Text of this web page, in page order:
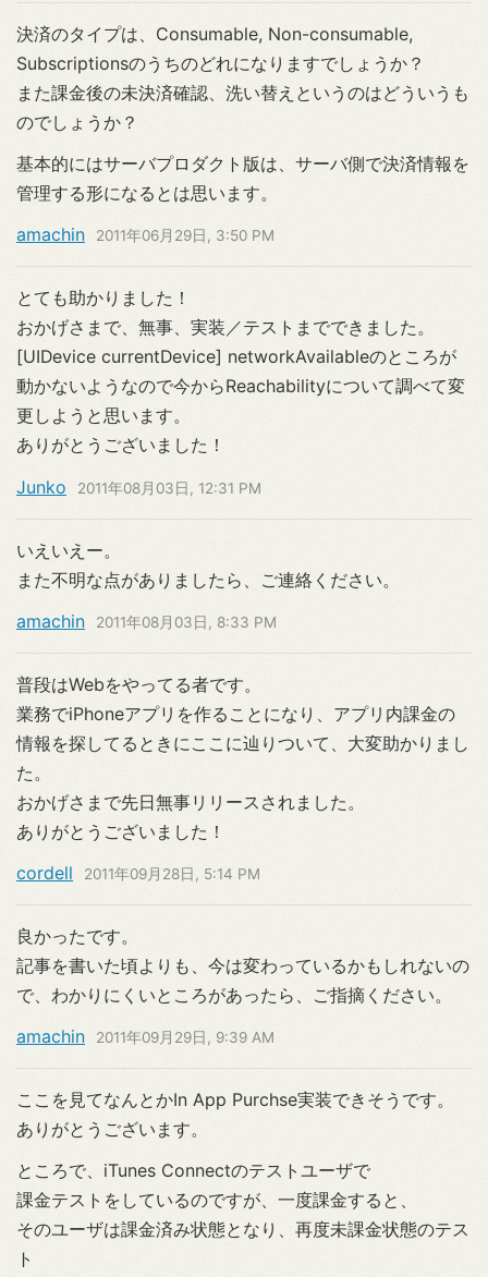
決済のタイプは、Consumable, Non-consumable,
Subscriptionsのうちのどれになりますでしょうか？
また課金後の未決済確認、洗い替えというのはどういうも
のでしょうか？
基本的にはサーバプロダクト版は、サーバ側で決済情報を
管理する形になるとは思います。
amachin 2011年06月29日, 3:50 PM
とても助かりました！
おかげさまで、無事、実装／テストまでできました。
[UIDevice currentDevice] networkAvailableのところが
動かないようなので今からReachabilityについて調べて変
更しようと思います。
ありがとうございました！
Junko 2011年08月03日, 12:31 PM
いえいえー。
また不明な点がありましたら、ご連絡ください。
amachin 2011年08月03日, 8:33 PM
普段はWebをやってる者です。
業務でiPhoneアプリを作ることになり、アプリ内課金の
情報を探してるときにここに辿りついて、大変助かりまし
た。
おかげさまで先日無事リリースされました。
ありがとうございました！
cordell 2011年09月28日, 5:14 PM
良かったです。
記事を書いた頃よりも、今は変わっているかもしれないの
で、わかりにくいところがあったら、ご指摘ください。
amachin 2011年09月29日, 9:39 AM
ここを見てなんとかIn App Purchse実装できそうです。
ありがとうございます。
ところで、iTunes Connectのテストユーザで
課金テストをしているのですが、一度課金すると、
そのユーザは課金済み状態となり、再度未課金状態のテス
ト